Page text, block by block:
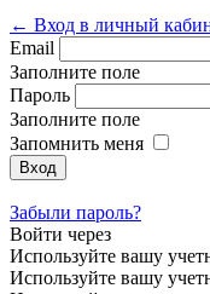
← Вход в личный
Email
Заполните поле
Пароль
Заполните поле
Запомнить меня
Забыли пароль?
Войти через
Используйте вашу
Используйте вашу